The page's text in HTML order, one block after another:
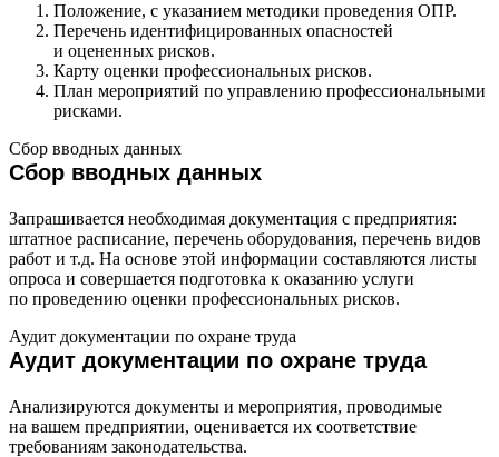
Положение, с указанием методики проведения ОПР.
Перечень идентифицированных опасностей
и оцененных рисков.
Карту оценки профессиональных рисков.
План мероприятий по управлению профессиональными
рисками.
Сбор вводных данных
Сбор вводных данных
Запрашивается необходимая документация с предприятия:
штатное расписание, перечень оборудования, перечень видов
работ и т.д. На основе этой информации составляются листы
опроса и совершается подготовка к оказанию услуги
по проведению оценки профессиональных рисков.
Аудит документации по охране труда
Аудит документации по охране труда
Анализируются документы и мероприятия, проводимые
на вашем предприятии, оценивается их соответствие
требованиям законодательства.